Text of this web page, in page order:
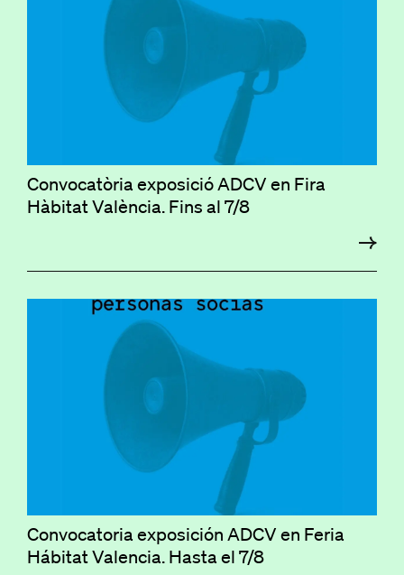
Convocatòria exposició ADCV en Fira
Hàbitat València. Fins al 7/8
Convocatoria exposición ADCV en Feria
Hábitat Valencia. Hasta el 7/8